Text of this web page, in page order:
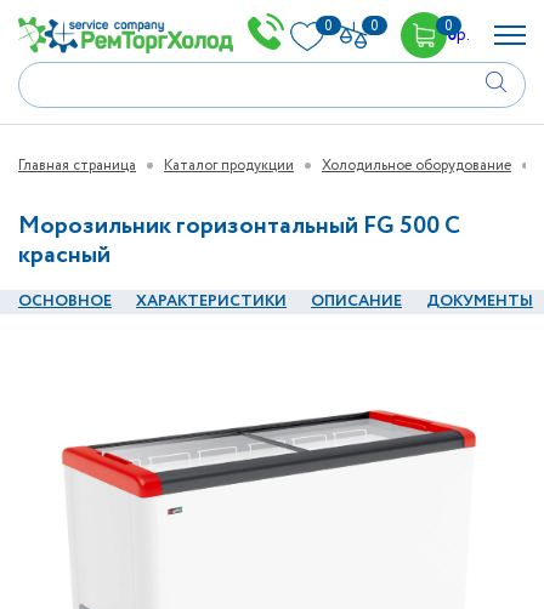
0 0 00р.
Главная страница Каталог продукции Холодильное оборудование
Морозильник горизонтальный FG 500 C
красный
ОСНОВНОЕ ХАРАКТЕРИСТИКИ ОПИСАНИЕ ДОКУМЕНТЫ